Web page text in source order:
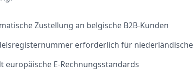
Zustellung an belgische B2B-Kunden
erforderlich für
europäische E-Rechnungsstandards